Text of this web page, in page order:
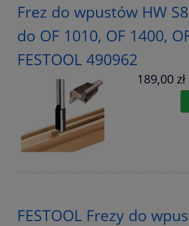
Frez do wpustów HW
do OF 1010, OF 1400,
FESTOOL 490962
189,00 zł
FESTOOL Frezy do